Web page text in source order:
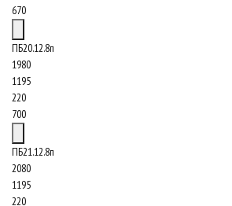
670
ПБ20.12.8п
1980
1195
220
700
ПБ21.12.8п
2080
1195
220